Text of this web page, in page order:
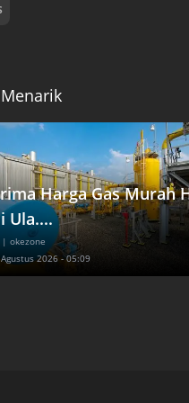
Harga Gas Murah
Ula....
| okezone
2026 - 05:09